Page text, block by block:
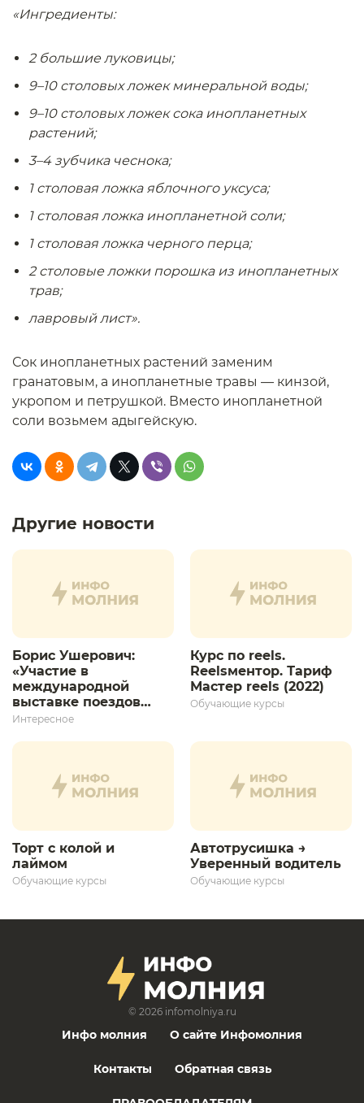
«Ингредиенты:
2 большие луковицы;
9–10 столовых ложек минеральной воды;
9–10 столовых ложек сока инопланетных
растений;
3–4 зубчика чеснока;
1 столовая ложка яблочного уксуса;
1 столовая ложка инопланетной соли;
1 столовая ложка черного перца;
2 столовые ложки порошка из инопланетных
трав;
лавровый лист».
Сок инопланетных растений заменим
гранатовым, а инопланетные травы — кинзой,
укропом и петрушкой. Вместо инопланетной
соли возьмем адыгейскую.
Другие новости
Борис Ушерович:
«Участие в
международной
выставке поездов
дает толчок для
развития»
Интересное
Курс по reels.
Reelsментор. Тариф
Мастер reels (2022)
Обучающие курсы
Торт с колой и
лаймом
Обучающие курсы
Автотрусишка →
Уверенный водитель​
Обучающие курсы
© 2026 infomolniya.ru
Инфо молния О сайте Инфомолния
Контакты Обратная связь